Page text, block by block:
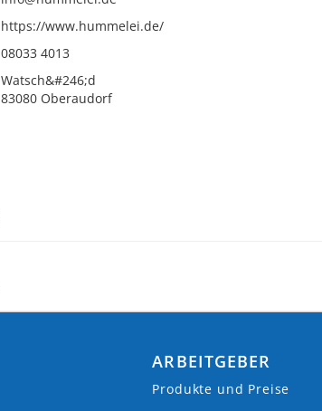
https://www.hummelei.de/
08033 4013
Watsch&#246;d
83080 Oberaudorf
ARBEITGEBER
Produkte und Preise